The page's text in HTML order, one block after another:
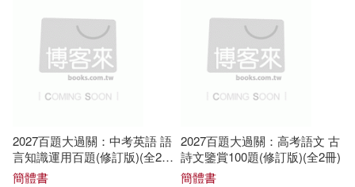
聖才學習網（主編）(107)
聖才學習網主編(104)
東南大學出版社(1611)
中國礦業大學出版社(1595)
吉林科學技術出版社(1549)
2027百題大過關：中考英語 語
言知識運用百題(修訂版)(全2
冊)
簡體書
2027百題大過關：高考語文 古
詩文鑒賞100題(修訂版)(全2冊)
簡體書